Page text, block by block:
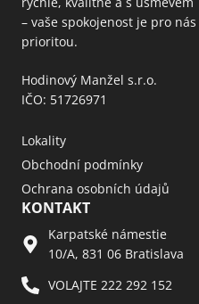
– vaše spokojenost je pro nás
prioritou.
Hodinový Manžel s.r.o.
IČO: 51726971
Lokality
Obchodní podmínky
Ochrana osobních údajů
KONTAKT
Karpatské námestie
10/A, 831 06 Bratislava
VOLAJTE 222 292 152